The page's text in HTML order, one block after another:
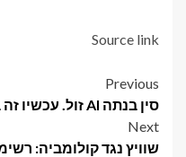
Source link
Post
navigation
Previous
סין בנתה AI זול. עכשיו זה בונה חומה גדולה מסביב
Next
שוויץ נגד קולומביה: